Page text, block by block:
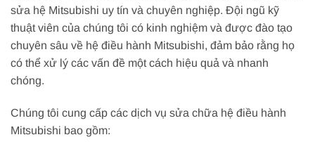
sửa hệ Mitsubishi uy tín và chuyên nghiệp. Đội ngũ kỹ
thuật viên của chúng tôi có kinh nghiệm và được đào tạo
chuyên sâu về hệ điều hành Mitsubishi, đảm bảo rằng họ
có thể xử lý các vấn đề một cách hiệu quả và nhanh
chóng.
Chúng tôi cung cấp các dịch vụ sửa chữa hệ điều hành
Mitsubishi bao gồm: